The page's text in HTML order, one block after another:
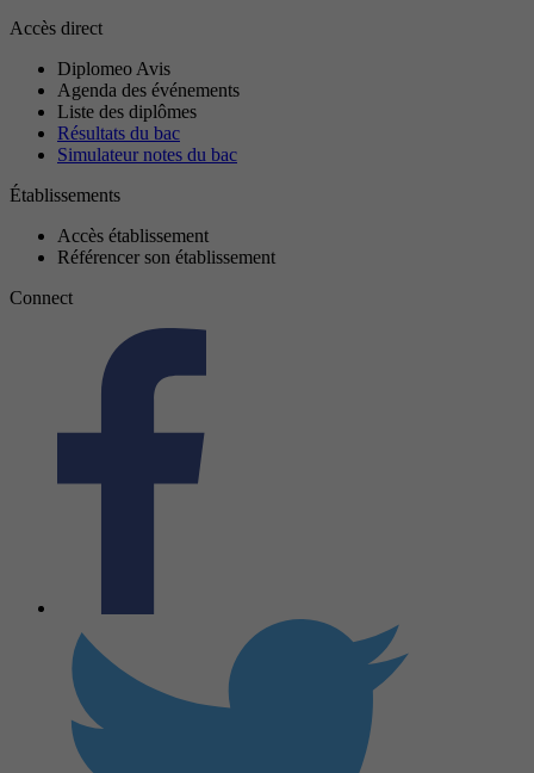
Accès direct
Diplomeo Avis
Agenda des événements
Liste des diplômes
Résultats du bac
Simulateur notes du bac
Établissements
Accès établissement
Référencer son établissement
Connect